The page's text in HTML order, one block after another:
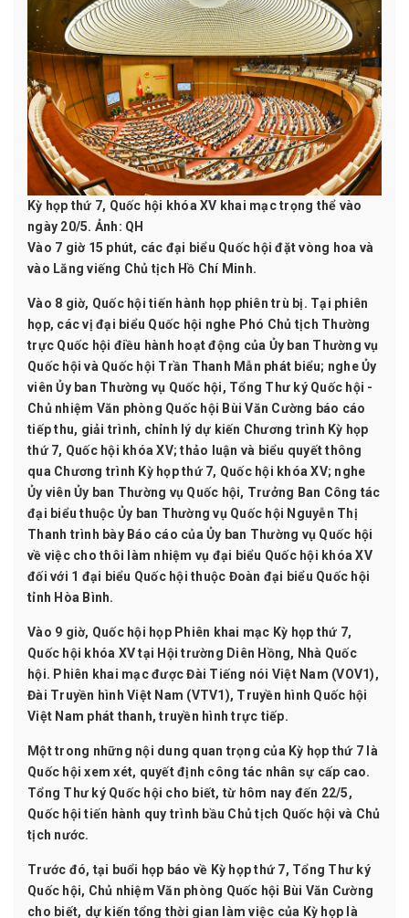
Kỳ họp thứ 7, Quốc hội khóa XV khai mạc trọng thể vào
ngày 20/5. Ảnh: QH
Vào 7 giờ 15 phút, các đại biểu Quốc hội đặt vòng hoa và
vào Lăng viếng Chủ tịch Hồ Chí Minh.
Vào 8 giờ, Quốc hội tiến hành họp phiên trù bị. Tại phiên
họp, các vị đại biểu Quốc hội nghe Phó Chủ tịch Thường
trực Quốc hội điều hành hoạt động của Ủy ban Thường vụ
Quốc hội và Quốc hội Trần Thanh Mẫn phát biểu; nghe Ủy
viên Ủy ban Thường vụ Quốc hội, Tổng Thư ký Quốc hội -
Chủ nhiệm Văn phòng Quốc hội Bùi Văn Cường báo cáo
tiếp thu, giải trình, chỉnh lý dự kiến Chương trình Kỳ họp
thứ 7, Quốc hội khóa XV; thảo luận và biểu quyết thông
qua Chương trình Kỳ họp thứ 7, Quốc hội khóa XV; nghe
Ủy viên Ủy ban Thường vụ Quốc hội, Trưởng Ban Công tác
đại biểu thuộc Ủy ban Thường vụ Quốc hội Nguyễn Thị
Thanh trình bày Báo cáo của Ủy ban Thường vụ Quốc hội
về việc cho thôi làm nhiệm vụ đại biểu Quốc hội khóa XV
đối với 1 đại biểu Quốc hội thuộc Đoàn đại biểu Quốc hội
tỉnh Hòa Bình.
Vào 9 giờ, Quốc hội họp Phiên khai mạc Kỳ họp thứ 7,
Quốc hội khóa XV tại Hội trường Diên Hồng, Nhà Quốc
hội. Phiên khai mạc được Đài Tiếng nói Việt Nam (VOV1),
Đài Truyền hình Việt Nam (VTV1), Truyền hình Quốc hội
Việt Nam phát thanh, truyền hình trực tiếp.
Một trong những nội dung quan trọng của Kỳ họp thứ 7 là
Quốc hội xem xét, quyết định công tác nhân sự cấp cao.
Tổng Thư ký Quốc hội cho biết, từ hôm nay đến 22/5,
Quốc hội tiến hành quy trình bầu Chủ tịch Quốc hội và Chủ
tịch nước.
Trước đó, tại buổi họp báo về Kỳ họp thứ 7, Tổng Thư ký
Quốc hội, Chủ nhiệm Văn phòng Quốc hội Bùi Văn Cường
cho biết, dự kiến tổng thời gian làm việc của Kỳ họp là